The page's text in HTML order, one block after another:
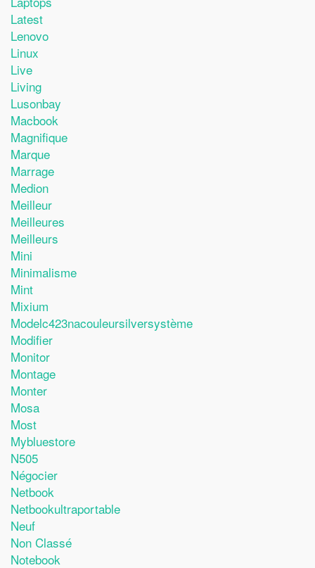
Latest
Lenovo
Linux
Live
Living
Lusonbay
Macbook
Magnifique
Marque
Marrage
Medion
Meilleur
Meilleures
Meilleurs
Mini
Minimalisme
Mint
Mixium
Modelc423nacouleursilversystème
Modifier
Monitor
Montage
Monter
Mosa
Most
Mybluestore
N505
Négocier
Netbook
Netbookultraportable
Neuf
Non Classé
Notebook